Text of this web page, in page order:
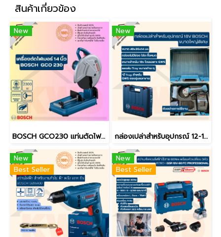
สินค้าเกี่ยวข้อง
New
BOSCH GCO230 แท่นตัดไฟเบอร์/ไฟเบอร์ตัดเหล็ก 14นิ้ว (เฉพาะเครื่อง) (ของแท้ประกันศูนย์/พร้อมส่ง)
New
กล่องเปล่าสำหรับอุปกรณ์ 12-18V BOSCH ขนาดเล็ก ขนาดใหญ่ ขนาดใหญ่พิเศษ / 45x35x12cm หรือ 48x35x14cm (ของแท้)
New
Best Seller
New
Best Seller